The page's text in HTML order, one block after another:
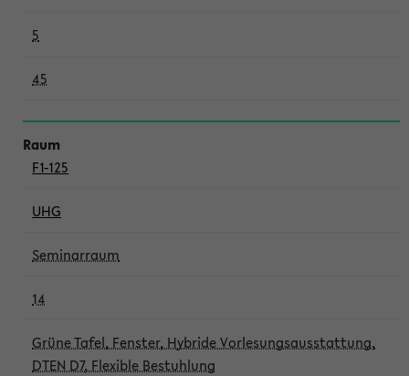
5
45
F1-125
UHG
Seminarraum
14
Grüne Tafel, Fenster, Hybride Vorlesungsausstattung,
DTEN D7, Flexible Bestuhlung